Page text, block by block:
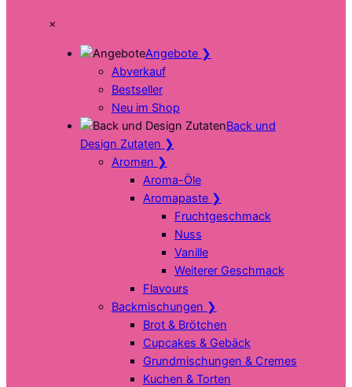
×
Angebote ❯
Abverkauf
Bestseller
Neu im Shop
Back und
Design Zutaten ❯
Aromen ❯
Aroma-Öle
Aromapaste ❯
Fruchtgeschmack
Nuss
Vanille
Weiterer Geschmack
Flavours
Backmischungen ❯
Brot & Brötchen
Cupcakes & Gebäck
Grundmischungen & Cremes
Kuchen & Torten